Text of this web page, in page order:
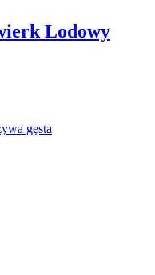
Lodowy